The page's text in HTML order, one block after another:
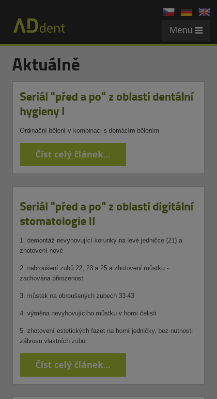
Menu
Aktuálně
Seriál "před a po" z oblasti dentální
hygieny I
Ordinační bělení v kombinaci s domácím bělením
Číst celý článek...
Seriál "před a po" z oblasti digitální
stomatologie II
1. demontáž nevyhovující korunky na levé jedničce (21) a
zhotovení nové
2. nabroušení zubů 22, 23 a 25 a zhotovení můstku -
zachována přirozenost
3. můstek na obroušených zubech 33-43
4. výměna nevyhovujícího můstku v horní čelisti
5. zhotovení estetických fazet na horní jedničky, bez nutnosti
zábrusu vlastních zubů
Číst celý článek...